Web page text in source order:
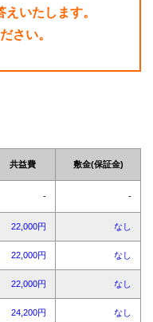
いたします。
さい。